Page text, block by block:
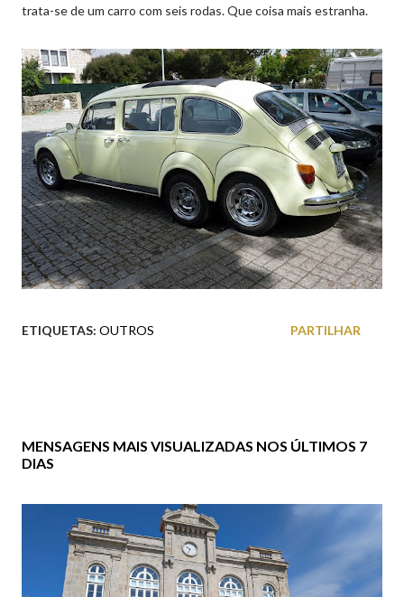
trata-se de um carro com seis rodas. Que coisa mais estranha.
ETIQUETAS: OUTROS PARTILHAR
MENSAGENS MAIS VISUALIZADAS NOS ÚLTIMOS 7
DIAS